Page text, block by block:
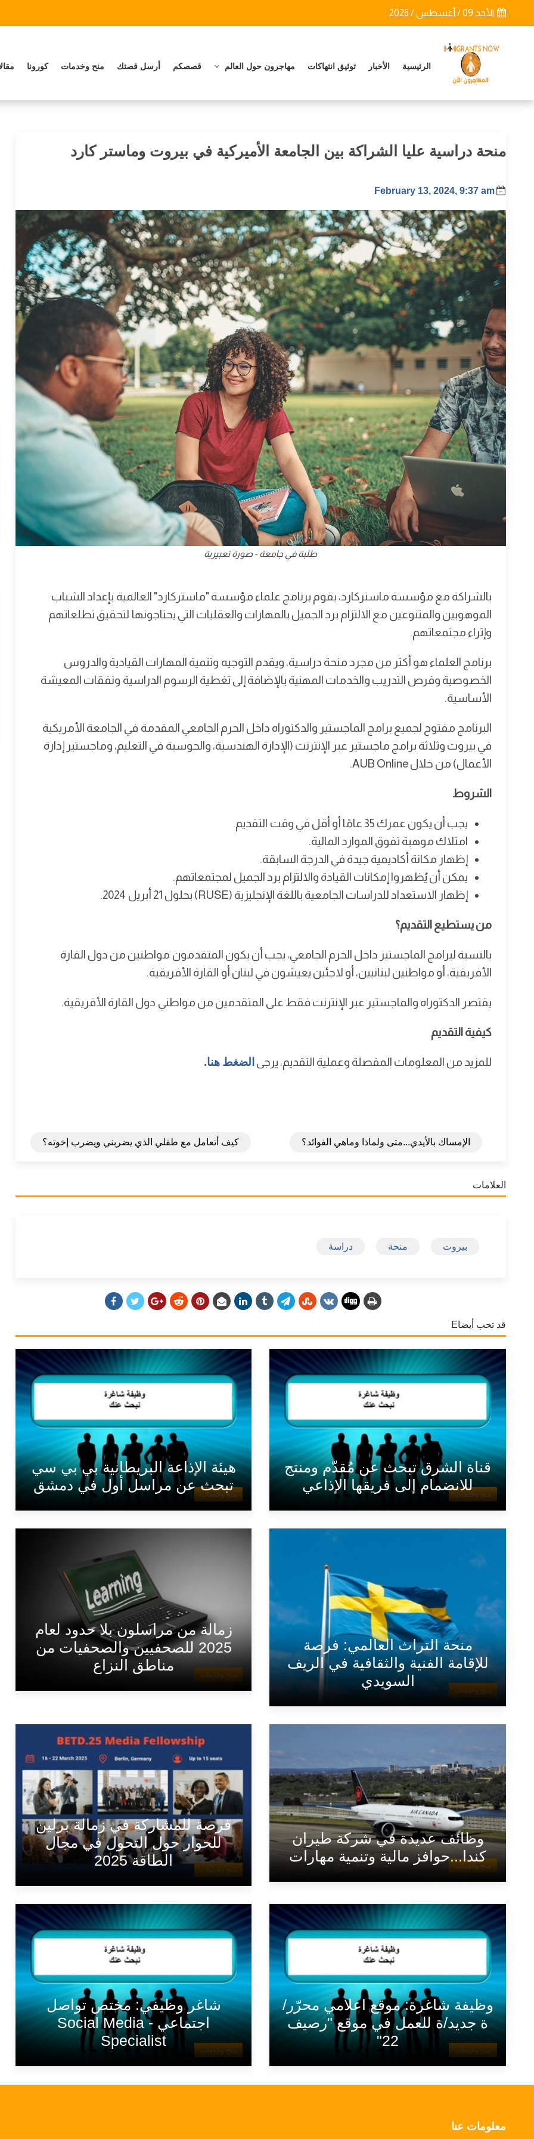
الأحد 09 / أغسطس / 2026
الرئيسية الأخبار توثيق انتهاكات مهاجرون حول العالم قصصكم أرسل قصتك منح وخدمات كورونا
منحة دراسية عليا الشراكة بين الجامعة الأميركية في بيروت وماستر كارد
February 13, 2024, 9:37 am
طلبة في جامعة - صورة تعبيرية
بالشراكة مع مؤسسة ماستركارد، يقوم برنامج علماء مؤسسة "ماستركارد" العالمية بإعداد الشباب
الموهوبين والمتنوعين مع الالتزام برد الجميل بالمهارات والعقليات التي يحتاجونها لتحقيق تطلعاتهم
وإثراء مجتمعاتهم.
برنامج العلماء هو أكثر من مجرد منحة دراسية، ويقدم التوجيه وتنمية المهارات القيادية والدروس
الخصوصية وفرص التدريب والخدمات المهنية بالإضافة إلى تغطية الرسوم الدراسية ونفقات المعيشة
الأساسية.
البرنامج مفتوح لجميع برامج الماجستير والدكتوراه داخل الحرم الجامعي المقدمة في الجامعة الأمريكية
في بيروت وثلاثة برامج ماجستير عبر الإنترنت (الإدارة الهندسية، والحوسبة في التعليم، وماجستير إدارة
الأعمال) من خلال AUB Online.
الشروط
يجب أن يكون عمرك 35 عامًا أو أقل في وقت التقديم.
امتلاك موهبة تفوق الموارد المالية.
إظهار مكانة أكاديمية جيدة في الدرجة السابقة.
يمكن أن يُظهروا إمكانات القيادة والالتزام برد الجميل لمجتمعاتهم.
إظهار الاستعداد للدراسات الجامعية باللغة الإنجليزية (RUSE) بحلول 21 أبريل 2024.
من يستطيع التقديم؟
بالنسبة لبرامج الماجستير داخل الحرم الجامعي، يجب أن يكون المتقدمون مواطنين من دول القارة
الأفريقية، أو مواطنين لبنانيين، أو لاجئين يعيشون في لبنان أو القارة الأفريقية.
يقتصر الدكتوراه والماجستير عبر الإنترنت فقط على المتقدمين من مواطني دول القارة الأفريقية.
كيفية التقديم
للمزيد من المعلومات المفصلة وعملية التقديم، يرجى الضغط هنا.
الإمساك بالأيدي...متى ولماذا وماهي الفوائد؟ كيف أتعامل مع طفلي الذي يضربني ويضرب إخوته؟
العلامات
بيروت منحة دراسة
قد تحب أيضاE
منح وخدمات
قناة الشرق تبحث عن مُقدّم ومنتج
للانضمام إلى فريقها الإذاعي
منح وخدمات
هيئة الإذاعة البريطانية بي بي سي
تبحث عن مراسل أول في دمشق
منح وخدمات
منحة التراث العالمي: فرصة
للإقامة الفنية والثقافية في الريف
السويدي
منح وخدمات
زمالة من مراسلون بلا حدود لعام
2025 للصحفيين والصحفيات من
مناطق النزاع
منح وخدمات
وظائف عديدة في شركة طيران
كندا...حوافز مالية وتنمية مهارات
منح وخدمات
فرصة للمشاركة في زمالة برلين
للحوار حول التحول في مجال
الطاقة 2025
منح وخدمات
وظيفة شاغرة: موقع اعلامي محرّر/
ة جديد/ة للعمل في موقع "رصيف
22"
منح وخدمات
شاغر وظيفي: مختص تواصل
اجتماعي - Social Media
Specialist
معلومات عنا